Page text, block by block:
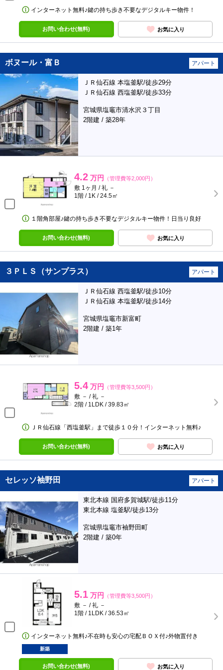
インターネット無料♪鍵の持ち歩き不要なデジタルキー物件！
お問い合わせ(無料) お気に入り
ボヌール・富Ｂ アパート
ＪＲ仙石線 本塩釜駅/徒歩29分
ＪＲ仙石線 西塩釜駅/徒歩33分
宮城県塩竈市清水沢３丁目
2階建 / 築28年
4.2 万円 （管理費等2,000円）
敷 1ヶ月 / 礼 －
1階 / 1K / 24.5㎡
１階角部屋♪鍵の持ち歩き不要なデジタルキー物件！日当り良好
お問い合わせ(無料) お気に入り
３ＰＬＳ（サンプラス） アパート
ＪＲ仙石線 西塩釜駅/徒歩10分
ＪＲ仙石線 本塩釜駅/徒歩14分
宮城県塩竈市新富町
2階建 / 築1年
5.4 万円 （管理費等3,500円）
敷 － / 礼 －
2階 / 1LDK / 39.83㎡
ＪＲ仙石線「西塩釜駅」まで徒歩１０分！インターネット無料♪
お問い合わせ(無料) お気に入り
セレッソ袖野田 アパート
東北本線 国府多賀城駅/徒歩11分
東北本線 塩釜駅/徒歩13分
宮城県塩竈市袖野田町
2階建 / 築0年
5.1 万円 （管理費等3,500円）
敷 － / 礼 －
1階 / 1LDK / 36.53㎡
インターネット無料♪不在時も安心の宅配ＢＯＸ付♪外物置付き
新築
お問い合わせ(無料) お気に入り